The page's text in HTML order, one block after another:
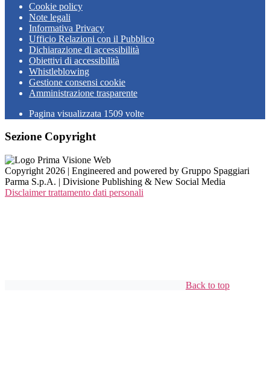
Cookie policy
Note legali
Informativa Privacy
Ufficio Relazioni con il Pubblico
Dichiarazione di accessibilità
Obiettivi di accessibilità
Whistleblowing
Gestione consensi cookie
Amministrazione trasparente
Pagina visualizzata 1509 volte
Sezione Copyright
Copyright 2026 | Engineered and powered by Gruppo Spaggiari
Parma S.p.A. | Divisione Publishing & New Social Media
Disclaimer trattamento dati personali
Back to top